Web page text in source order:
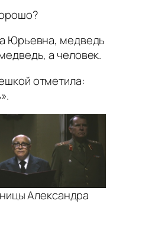
Юрьевна, медведь
а человек.
отметила:
Александра